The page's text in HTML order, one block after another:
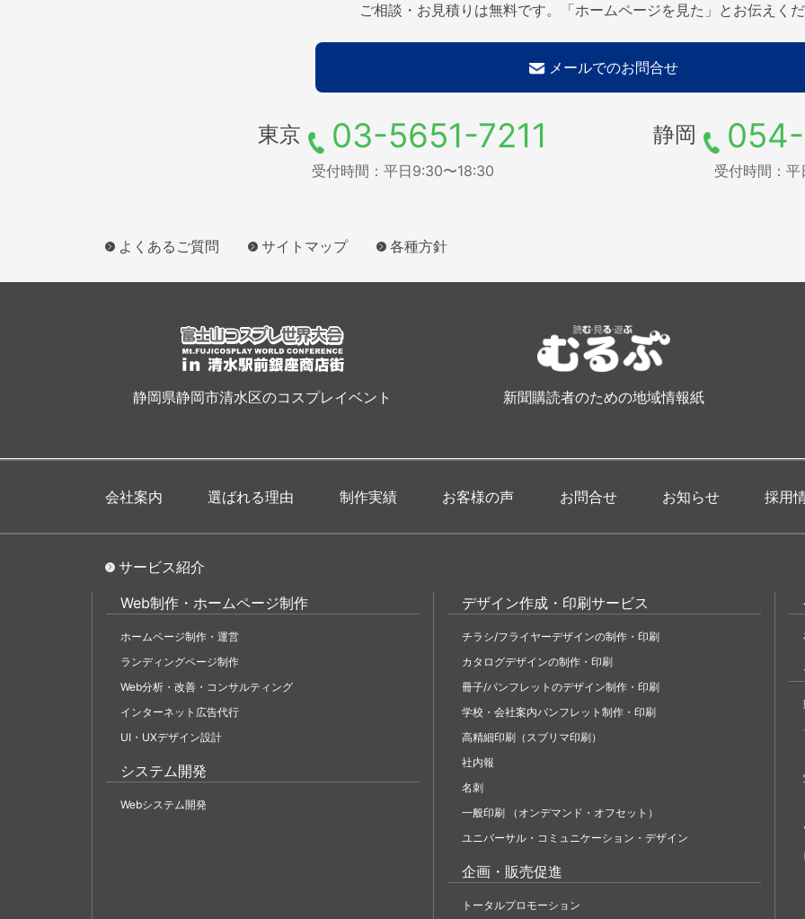
ご相談・お見積りは無料です。「ホームページを見た」とお伝えく
メールでのお問合せ
東京 03-5651-7211
受付時間：平日9:30〜18:30
静岡
受付時間：
よくあるご質問 サイトマップ 各種方針
静岡県静岡市清水区のコスプレイベント 新聞購読者のための地域情報紙
会社案内 選ばれる理由 制作実績 お客様の声 お問合せ お知らせ 採用
サービス紹介
Web制作・ホームページ制作
ホームページ制作・運営
ランディングページ制作
Web分析・改善・コンサルティング
インターネット広告代行
UI・UXデザイン設計
システム開発
Webシステム開発
デザイン作成・印刷サービス
チラシ/フライヤーデザインの制作・印刷
カタログデザインの制作・印刷
冊子/パンフレットのデザイン制作・印刷
学校・会社案内パンフレット制作・印刷
高精細印刷（スブリマ印刷）
社内報
名刺
一般印刷 （オンデマンド・オフセット）
ユニバーサル・コミュニケーション・デザイン
企画・販売促進
トータルプロモーション